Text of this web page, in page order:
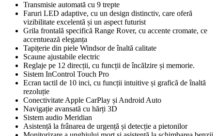
Transmisie automată cu 9 trepte
Faruri LED adaptive, cu un design distinctiv, care oferă
vizibilitate excelentă și un aspect futurist
Grila frontală specifică Range Rover, cu accente cromate, ce
accentuează eleganța
Tapițerie din piele Windsor de înaltă calitate
Scaune ajustabile electric
Reglaje pe 12 direcții, cu funcții de încălzire și memorie.
Sistem InControl Touch Pro
Ecran tactil de 10 inci, cu funcții intuitive și grafică de înaltă
rezoluție
Conectivitate Apple CarPlay și Android Auto
Navigație avansată cu hărți 3D
Sistem audio Meridian
Asistență la frânarea de urgență și detecție a pietonilor